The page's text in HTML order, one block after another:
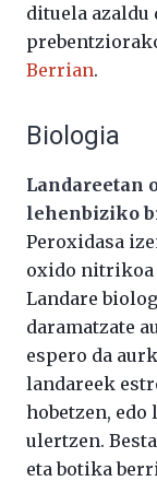
dituela azaldu
Berrian.
Biologia
Landareetan
lehenbiziko
Peroxidasa
oxido nitrikoa
Landare
daramatzate
espero da
landareek
hobetzen,
ulertzen.
eta botika